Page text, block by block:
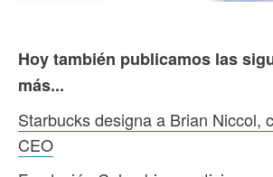
Hoy también publicamos las
más...
Starbucks designa a Brian Niccol,
CEO